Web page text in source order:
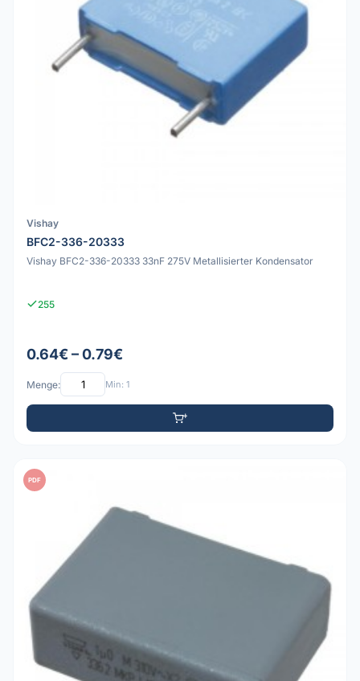
Vishay
BFC2-336-20333
Vishay BFC2-336-20333 33nF 275V Metallisierter Kondensator
255
0.64€ – 0.79€
Menge: Min: 1
PDF